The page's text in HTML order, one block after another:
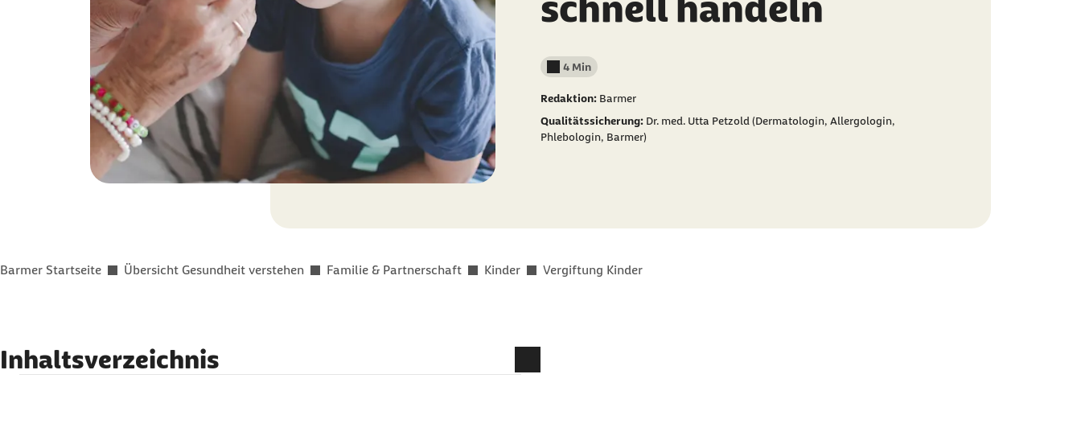
Lesedauer weniger als
4 Min
Redaktion: Barmer
Qualitätssicherung: Dr. med. Utta Petzold (Dermatologin, Allergologin,
Phlebologin, Barmer)
Sie befinden sich hier:
Barmer Startseite Übersicht Gesundheit verstehen Familie & Partnerschaft Kinder Vergiftung Kinder
Inhaltsverzeichnis